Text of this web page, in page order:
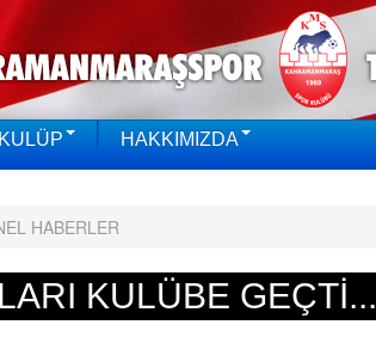
KULÜP HAKKIMIZDA
HABERLER
KULÜBE GEÇTİ...